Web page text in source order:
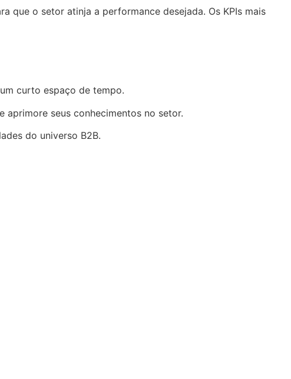
que o setor atinja a performance desejada. Os KPIs mais
curto espaço de tempo.
aprimore seus conhecimentos no setor.
do universo B2B.